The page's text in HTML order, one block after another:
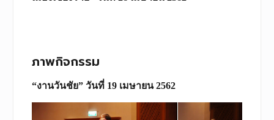
ภาพกิจกรรม
“งานวันชัย” วันที่ 19 เมษายน 2562